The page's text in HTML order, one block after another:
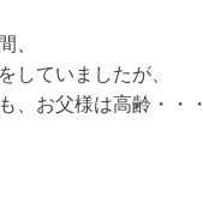
、
していましたが、
、お父様は高齢・・・